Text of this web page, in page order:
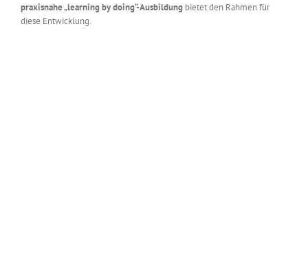
praxisnahe „learning by doing“-Ausbildung bietet den Rahmen für
diese Entwicklung.